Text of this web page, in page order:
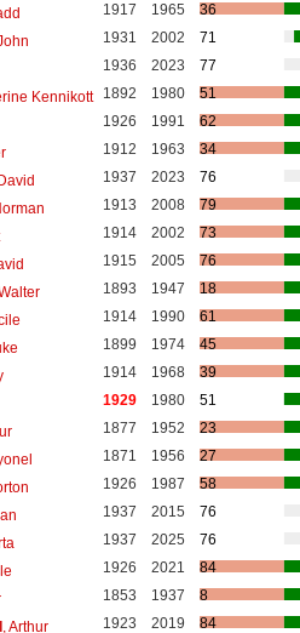
1917 1965
36
1931 2002
71
1936 2023
77
Kennikott 1892 1980
51
1926 1991
62
1912 1963
34
1937 2023
76
1913 2008
79
1914 2002
73
1915 2005
76
1893 1947
18
1914 1990
61
1899 1974
45
1914 1968
39
1929 1980
51
1877 1952
23
1871 1956
27
1926 1987
58
1937 2015
76
1937 2025
76
1926 2021
84
1853 1937
8
, Arthur 1923 2019
84